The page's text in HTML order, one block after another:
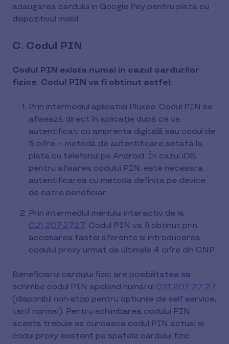
adaugarea cardului in Google Pay pentru plata cu
dispozitivul mobil.
C. Codul PIN
Codul PIN exista numai in cazul cardurilor
fizice. Codul PIN va fi obtinut astfel:
Prin intermediul aplicatiei Pluxee. Codul PIN se
afișează direct în aplicație după ce va
autentificati cu amprenta digitală sau codul de
5 cifre – metodă de autentificare setată la
plata cu telefonul pe Android. În cazul iOS,
pentru afisarea codului PIN, este necesara
autentificarea cu metoda definita pe device
de catre beneficiar.
Prin intermediul meniului interactiv de la
021.207.2727. Codul PIN va fi obtinut prin
accesarea tastei aferente si introducerea
codului proxy urmat de ultimele 4 cifre din CNP.
Beneficiarul cardului fizic are posibilitatea sa
schimbe codul PIN apeland numărul 021 207 27 27
(disponibil non-stop pentru optiunile de self service,
tarif normal). Pentru schimbarea codului PIN,
acesta trebuie sa cunoasca codul PIN actual si
codul proxy existent pe spatele cardului fizic.